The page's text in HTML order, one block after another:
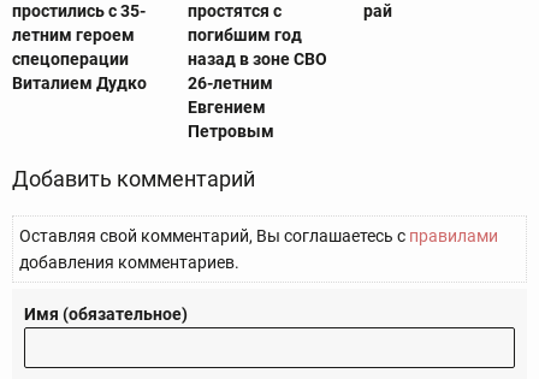
простились с 35-
летним героем
спецоперации
Виталием Дудко
простятся с
погибшим год
назад в зоне СВО
26-летним
Евгением
Петровым
рай
Добавить комментарий
Оставляя свой комментарий, Вы соглашаетесь с правилами
добавления комментариев.
Имя (обязательное)